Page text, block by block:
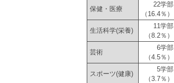
保健・医療
22学部
（16.4％）
生活科学(栄養)
11学部
（8.2％）
芸術
6学部
（4.5％）
スポーツ(健康)
5学部
（3.7％）